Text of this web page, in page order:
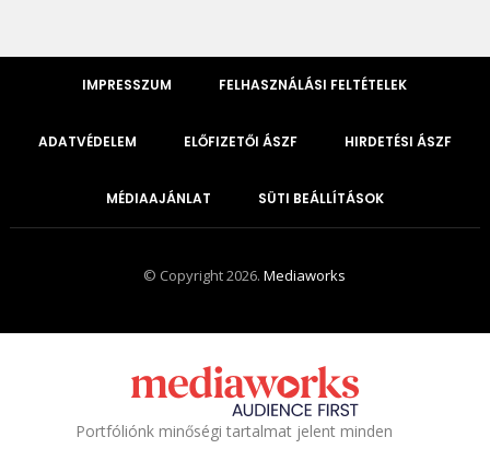
IMPRESSZUM FELHASZNÁLÁSI FELTÉTELEK
ADATVÉDELEM ELŐFIZETŐI ÁSZF HIRDETÉSI ÁSZF
MÉDIAAJÁNLAT SÜTI BEÁLLÍTÁSOK
© Copyright 2026.Mediaworks
Portfóliónk minőségi tartalmat jelent minden